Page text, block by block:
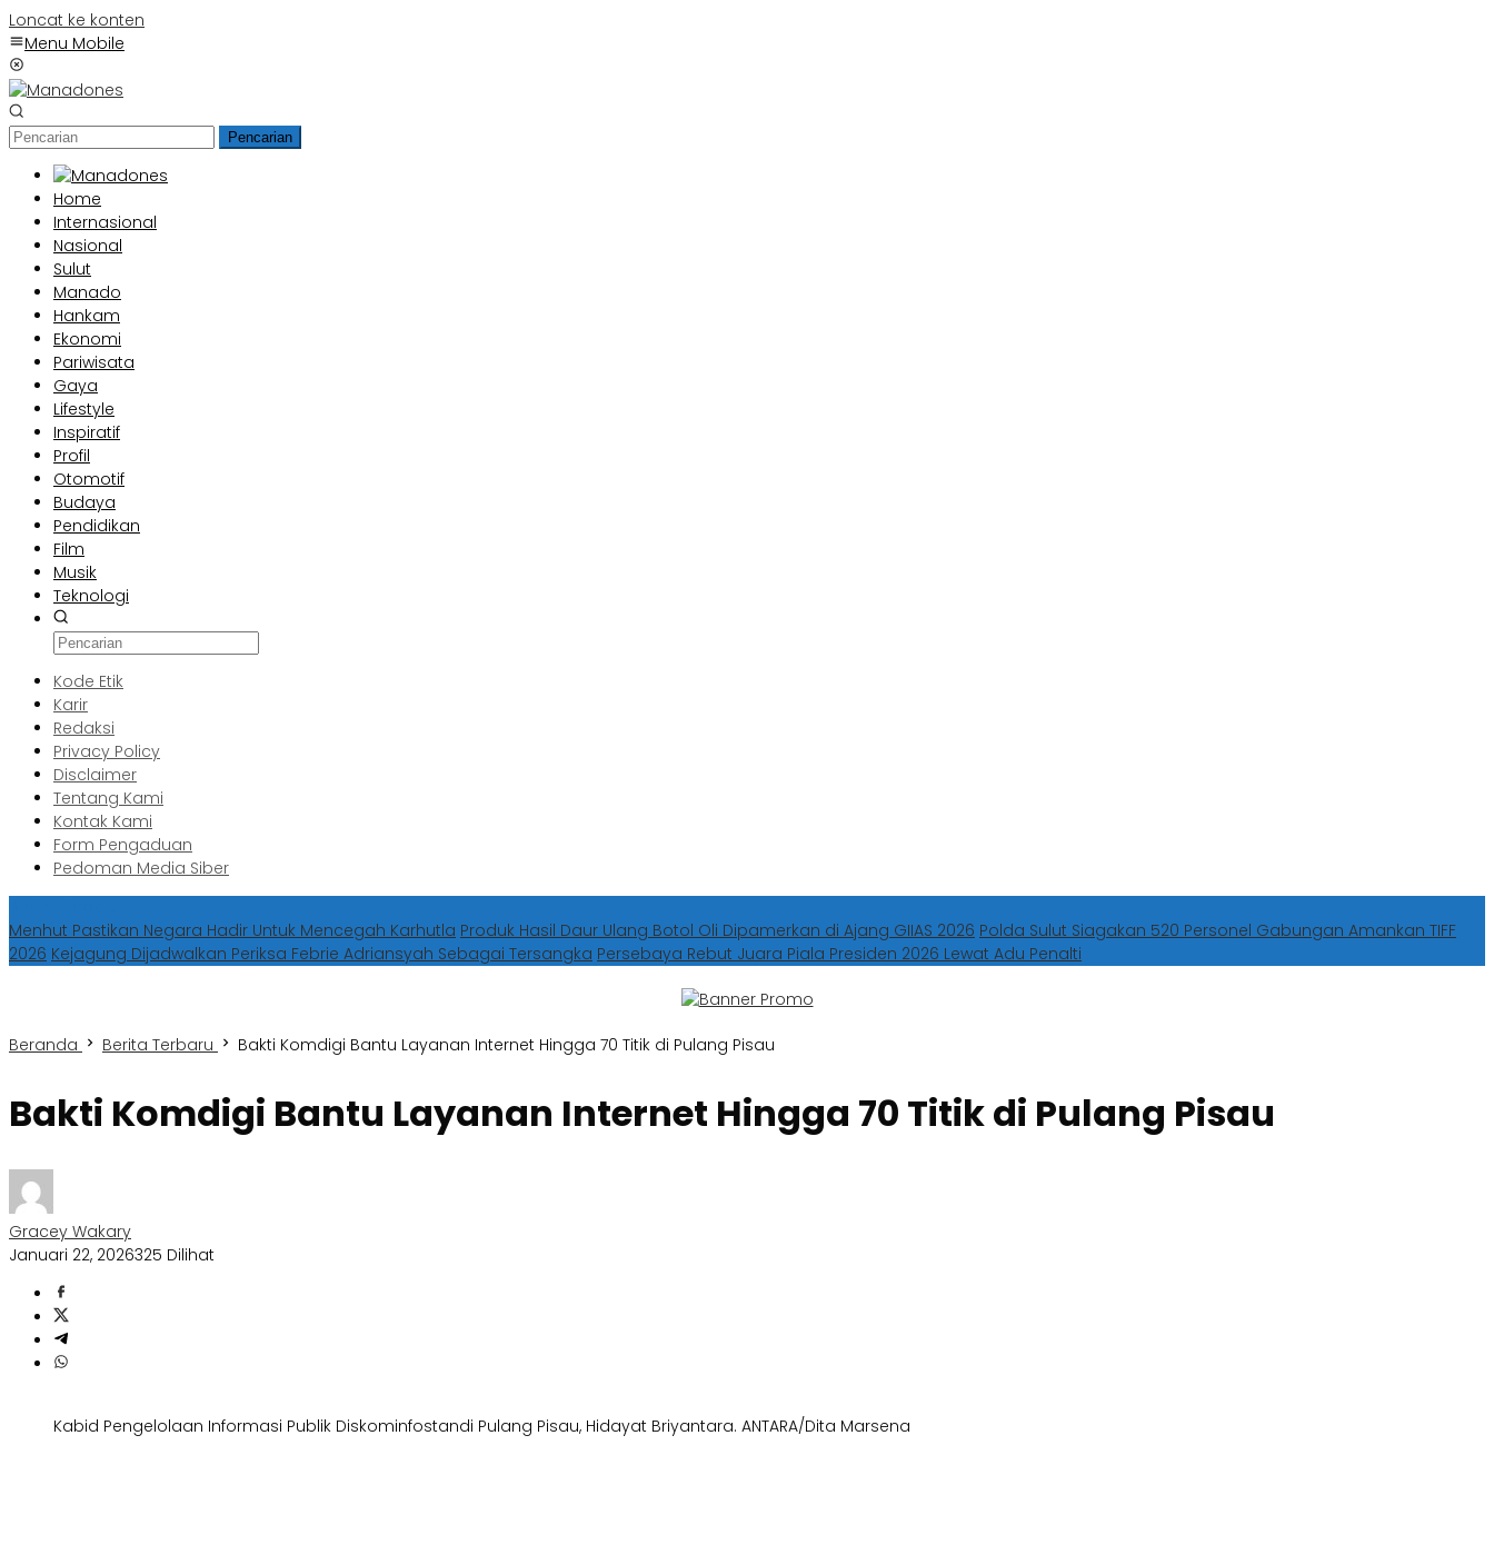
Loncat ke konten
Menu Mobile
Pencarian
Home
Internasional
Nasional
Sulut
Manado
Hankam
Ekonomi
Pariwisata
Gaya
Lifestyle
Inspiratif
Profil
Otomotif
Budaya
Pendidikan
Film
Musik
Teknologi
Kode Etik
Karir
Redaksi
Privacy Policy
Disclaimer
Tentang Kami
Kontak Kami
Form Pengaduan
Pedoman Media Siber
Menhut Pastikan Negara Hadir Untuk Mencegah Karhutla Produk Hasil Daur Ulang Botol Oli Dipamerkan di Ajang GIIAS 2026 Polda Sulut Siagakan 520 Personel Gabungan Amankan TIFF
2026 Kejagung Dijadwalkan Periksa Febrie Adriansyah Sebagai Tersangka Persebaya Rebut Juara Piala Presiden 2026 Lewat Adu Penalti
Beranda Berita Terbaru Bakti Komdigi Bantu Layanan Internet Hingga 70 Titik di Pulang Pisau
Bakti Komdigi Bantu Layanan Internet Hingga 70 Titik di Pulang Pisau
Gracey Wakary
Januari 22, 2026325 Dilihat
Kabid Pengelolaan Informasi Publik Diskominfostandi Pulang Pisau, Hidayat Briyantara. ANTARA/Dita Marsena